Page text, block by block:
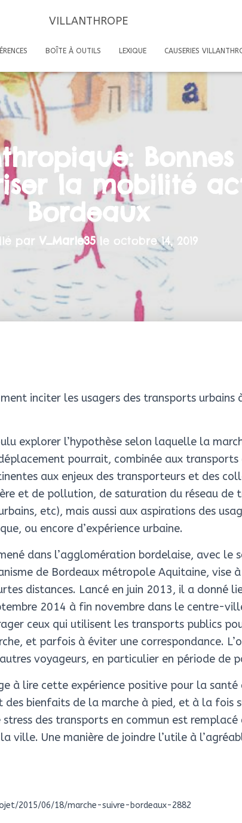
VILLANTHROPE
BOÎTE À OUTILS LEXIQUE CAUSERIES
la mobilité
Bordeaux
par V_Marie35le octobre 14, 2019
inciter les usagers des transports urbains
explorer l’hypothèse selon laquelle la
pourrait, combinée aux transports
aux enjeux des transporteurs et des
et de pollution, de saturation du réseau de
etc), mais aussi aux aspirations des
ou encore d’expérience urbaine.
dans l’agglomération bordelaise, avec le
de Bordeaux métropole Aquitaine, vise
distances. Lancé en juin 2013, il a donné
2014 à fin novembre dans le centre-
ceux qui utilisent les transports publics
et parfois à éviter une correspondance.
voyageurs, en particulier en période de
à lire cette expérience positive pour la
des bienfaits de la marche à pied, et à la fois
des transports en commun est
ville. Une manière de joindre l’utile à
2015/06/18/marche-suivre-bordeaux-2882